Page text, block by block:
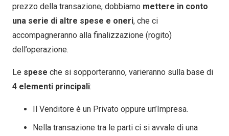
prezzo della transazione, dobbiamo mettere in conto
una serie di altre spese e oneri, che ci
accompagneranno alla finalizzazione (rogito)
dell’operazione.
Le spese che si sopporteranno, varieranno sulla base di
4 elementi principali:
Il Venditore è un Privato oppure un’Impresa.
Nella transazione tra le parti ci si avvale di una